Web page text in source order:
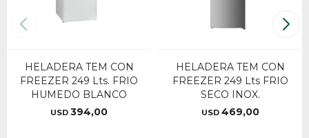
HELADERA TEM CON
FREEZER 249 Lts. FRIO
HUMEDO BLANCO
USD 394,00
HELADERA TEM CON
FREEZER 249 Lts FRIO
SECO INOX.
USD 469,00